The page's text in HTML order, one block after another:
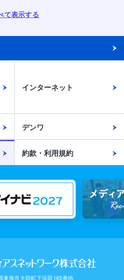
インターネット
デンワ
約款・利用規約
て表示する
東海市大田町下浜田165番地